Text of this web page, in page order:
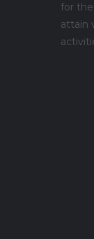
for
attain